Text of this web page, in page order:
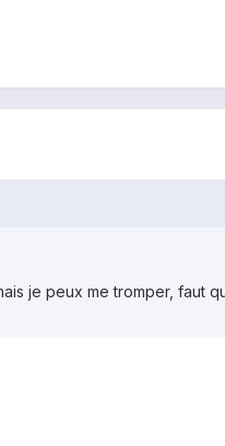
je peux me tromper, faut